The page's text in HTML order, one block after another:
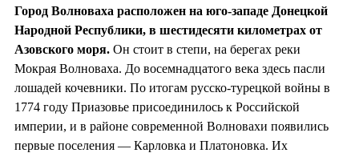
Город Волноваха расположен на юго-западе Донецкой
Народной Республики, в шестидесяти километрах от
Азовского моря. Он стоит в степи, на берегах реки
Мокрая Волноваха. До восемнадцатого века здесь пасли
лошадей кочевники. По итогам русско-турецкой войны в
1774 году Приазовье присоединилось к Российской
империи, и в районе современной Волновахи появились
первые поселения — Карловка и Платоновка. Их